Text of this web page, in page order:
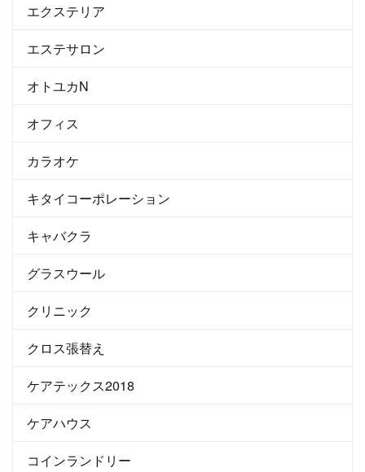
エクステリア
エステサロン
オトユカN
オフィス
カラオケ
キタイコーポレーション
キャバクラ
グラスウール
クリニック
クロス張替え
ケアテックス2018
ケアハウス
コインランドリー